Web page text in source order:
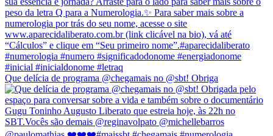
Que delícia de programa @chegamais no @sbt! Obriga